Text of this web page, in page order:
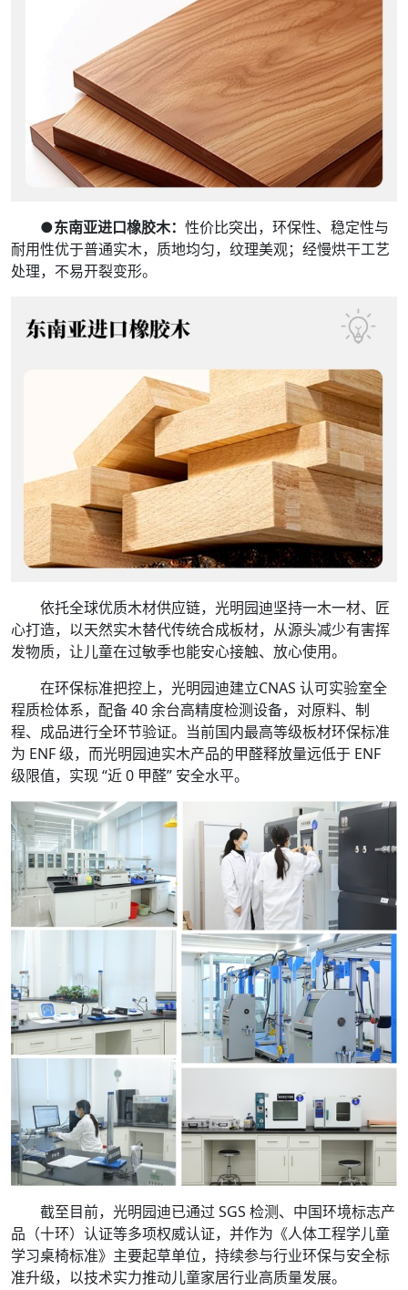
●东南亚进口橡胶木： 性价比突出，环保性、稳定性与
耐用性优于普通实木，质地均匀，纹理美观；经慢烘干工艺
处理，不易开裂变形。
依托全球优质木材供应链，光明园迪坚持一木一材、匠
心打造，以天然实木替代传统合成板材，从源头减少有害挥
发物质，让儿童在过敏季也能安心接触、放心使用。
在环保标准把控上，光明园迪建立CNAS 认可实验室全
程质检体系，配备 40 余台高精度检测设备，对原料、制
程、成品进行全环节验证。当前国内最高等级板材环保标准
为 ENF 级，而光明园迪实木产品的甲醛释放量远低于 ENF
级限值，实现 “近 0 甲醛” 安全水平。
截至目前，光明园迪已通过 SGS 检测、中国环境标志产
品（十环）认证等多项权威认证，并作为《人体工程学儿童
学习桌椅标准》主要起草单位，持续参与行业环保与安全标
准升级，以技术实力推动儿童家居行业高质量发展。